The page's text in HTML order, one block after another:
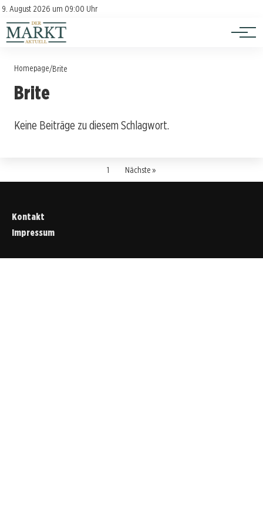
9. August 2026 um 09:00 Uhr
Kontakt
Impressum
Investition
Verbraucherschutz
Homepage/Brite
Brite
Keine Beiträge zu diesem Schlagwort.
1 Nächste »
Kontakt
Impressum